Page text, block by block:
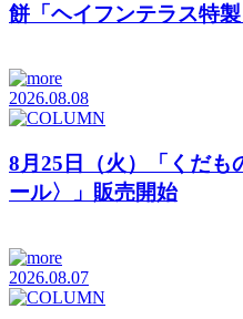
餅「ヘイフンテラス特
2026.08.08
8月25日（火）「くだも
ール〉」販売開始
2026.08.07